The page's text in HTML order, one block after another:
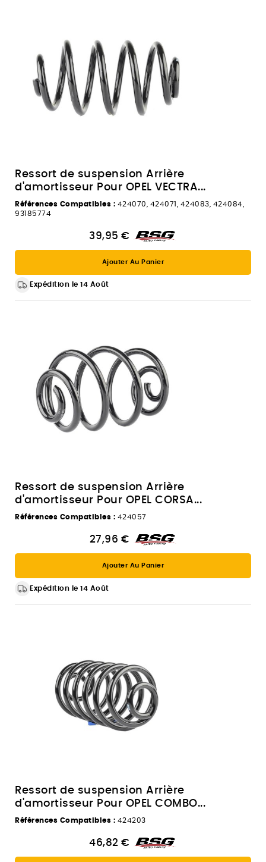
Ressort de suspension Arrière
d'amortisseur Pour OPEL VECTRA...
Références Compatibles : 424070, 424071, 424083, 424084,
93185774
39,95 €
Ajouter Au Panier
Expédition le 14 Août
Ressort de suspension Arrière
d'amortisseur Pour OPEL CORSA...
Références Compatibles : 424057
27,96 €
Ajouter Au Panier
Expédition le 14 Août
Ressort de suspension Arrière
d'amortisseur Pour OPEL COMBO...
Références Compatibles : 424203
46,82 €